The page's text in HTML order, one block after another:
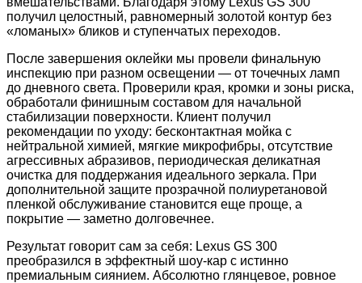
получил целостный, равномерный золотой контур без
«ломаных» бликов и ступенчатых переходов.
После завершения оклейки мы провели финальную
инспекцию при разном освещении — от точечных ламп
до дневного света. Проверили края, кромки и зоны риска,
обработали финишным составом для начальной
стабилизации поверхности. Клиент получил
рекомендации по уходу: бесконтактная мойка с
нейтральной химией, мягкие микрофибры, отсутствие
агрессивных абразивов, периодическая деликатная
очистка для поддержания идеального зеркала. При
дополнительной защите прозрачной полиуретановой
пленкой обслуживание становится еще проще, а
покрытие — заметно долговечнее.
Результат говорит сам за себя: Lexus GS 300
преобразился в эффектный шоу-кар с истинно
премиальным сиянием. Абсолютно глянцевое, ровное